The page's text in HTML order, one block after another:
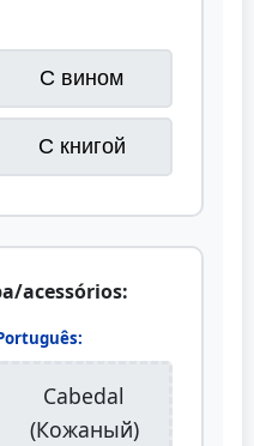
С вином
С книгой
acessórios:
Cabedal
(Кожаный)